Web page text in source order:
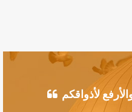
لأذواقكم